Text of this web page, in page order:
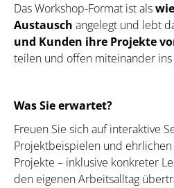
Das Workshop-Format ist als
Austausch angelegt und lebt
und Kunden ihre Projekte
teilen und offen miteinander
Was Sie erwartet?
Freuen Sie sich auf interaktive
Projektbeispielen und
Projekte – inklusive konkreter
den eigenen Arbeitsalltag